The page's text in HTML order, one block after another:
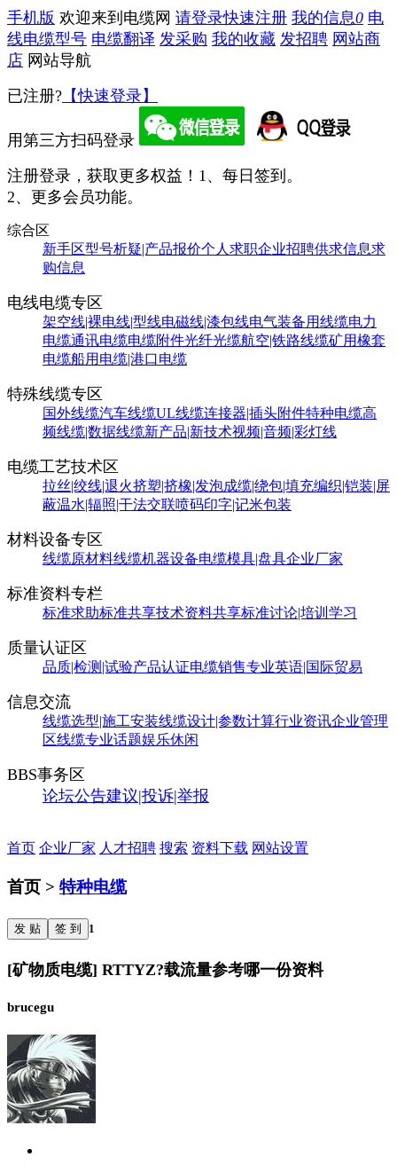
手机版 欢迎来到电缆网 请登录快速注册 我的信息0 电
线电缆型号 电缆翻译 发采购 我的收藏 发招聘 网站商
店 网站导航
已注册? 【快速登录】
用第三方扫码登录
注册登录，获取更多权益！ 1、每日签到。
2、更多会员功能。
综合区
新手区型号析疑|产品报价个人求职企业招聘供求信息求
购信息
电线电缆专区
架空线|裸电线|型线电磁线|漆包线电气装备用线缆电力
电缆通讯电缆电缆附件光纤光缆航空|铁路线缆矿用橡套
电缆船用电缆|港口电缆
特殊线缆专区
国外线缆汽车线缆UL线缆连接器|插头附件特种电缆高
频线缆|数据线缆新产品|新技术视频|音频|彩灯线
电缆工艺技术区
拉丝|绞线|退火挤塑|挤橡|发泡成缆|绕包|填充编织|铠装|屏
蔽温水|辐照|干法交联喷码印字|记米包装
材料设备专区
线缆原材料线缆机器设备电缆模具|盘具企业厂家
标准资料专栏
标准求助标准共享技术资料共享标准讨论|培训学习
质量认证区
品质|检测|试验产品认证电缆销售专业英语|国际贸易
信息交流
线缆选型|施工安装线缆设计|参数计算行业资讯企业管理
区线缆专业话题娱乐休闲
BBS事务区
论坛公告建议|投诉|举报
首页 企业厂家 人才招聘 搜索 资料下载 网站设置
首页 > 特种电缆
发 贴 签 到 1
[矿物质电缆] RTTYZ?载流量参考哪一份资料
brucegu